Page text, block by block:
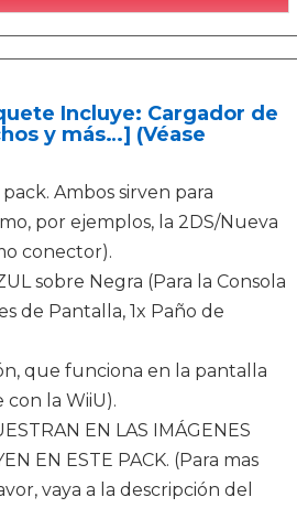
Incluye: Cargador de
y más…] (Véase
Ambos sirven para
por ejemplos, la 2DS/Nueva
conector).
sobre Negra (Para la Consola
de Pantalla, 1x Paño de
que funciona en la pantalla
la WiiU).
EN LAS IMÁGENES
EN ESTE PACK. (Para mas
vaya a la descripción del